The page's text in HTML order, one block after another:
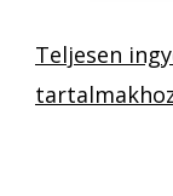
Teljesen